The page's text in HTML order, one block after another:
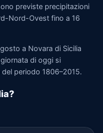
previste precipitazioni
Nord-Ovest fino a 16
a Novara di Sicilia
di oggi si
del periodo 1806–2015.